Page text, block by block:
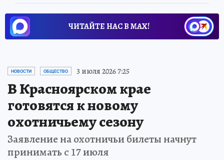
ЧИТАЙТЕ НАС В МАХ!
НОВОСТИ ОБЩЕСТВО 3 июля 2026 7:25
В Красноярском крае
готовятся к новому
охотничьему сезону
Заявление на охотничьи билеты начнут
принимать с 17 июля